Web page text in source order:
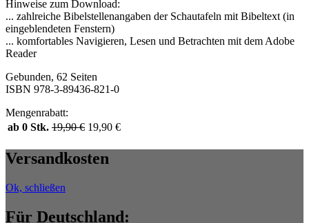
Hinweise zum Download:
... zahlreiche Bibelstellenangaben der Schautafeln mit Bibeltext (in
eingeblendeten Fenstern)
... komfortables Navigieren, Lesen und Betrachten mit dem Adobe
Reader
Gebunden, 62 Seiten
ISBN 978-3-89436-821-0
Mengenrabatt:
ab 0 Stk. 19,90€ 19,90 €
Versandkosten
Ok, schließen
Für Deutschland: